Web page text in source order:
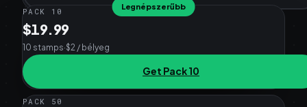
Legnépszerűbb
PACK 10
$19.99
10 stamps·$2 / bélyeg
Get Pack 10
PACK 50